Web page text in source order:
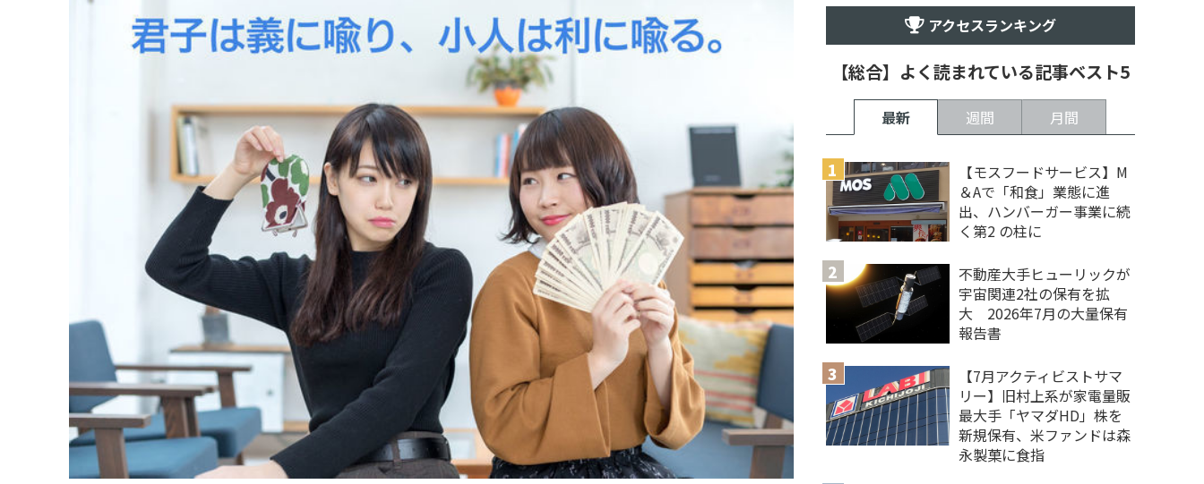
アクセスランキング
【総合】よく読まれている記事ベスト5
最新 週間 月間
【モスフードサービス】M
＆Aで「和食」業態に進
出、ハンバーガー事業に続
く第2 の柱に
不動産大手ヒューリックが
宇宙関連2社の保有を拡
大 2026年7月の大量保有
報告書
【7月アクティビストサマ
リー】旧村上系が家電量販
最大手「ヤマダHD」株を
新規保有、米ファンドは森
永製菓に食指